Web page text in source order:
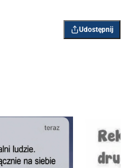
Udostępnij